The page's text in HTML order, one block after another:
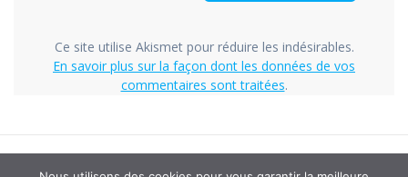
Ce site utilise Akismet pour réduire les indésirables.
En savoir plus sur la façon dont les données de vos
commentaires sont traitées.